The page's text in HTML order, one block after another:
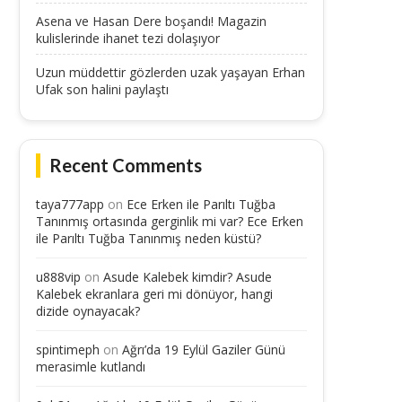
Asena ve Hasan Dere boşandı! Magazin
kulislerinde ihanet tezi dolaşıyor
Uzun müddettir gözlerden uzak yaşayan Erhan
Ufak son halini paylaştı
Recent Comments
taya777app on Ece Erken ile Parıltı Tuğba
Tanınmış ortasında gerginlik mi var? Ece Erken
ile Parıltı Tuğba Tanınmış neden küstü?
u888vip on Asude Kalebek kimdir? Asude
Kalebek ekranlara geri mi dönüyor, hangi
dizide oynayacak?
spintimeph on Ağrı’da 19 Eylül Gaziler Günü
merasimle kutlandı